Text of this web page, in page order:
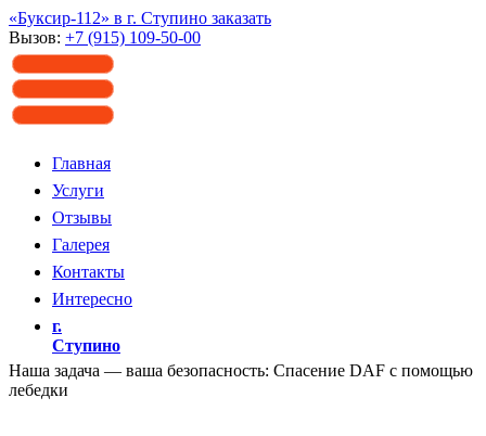
«Буксир-112» в г. Ступино заказать
Вызов: +7 (915) 109-50-00
Главная
Услуги
Отзывы
Галерея
Контакты
Интересно
г.
Ступино
Наша задача — ваша безопасность: Спасение DAF с помощью
лебедки